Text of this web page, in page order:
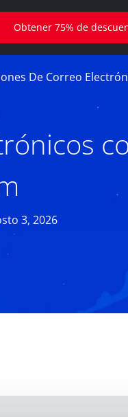
De Correo
3, 2026
Obtener 75% de